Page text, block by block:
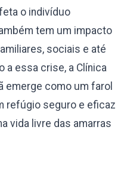
o indivíduo
tem um impacto
sociais e até
a essa crise, a Clínica
emerge como um farol
refúgio seguro e eficaz
vida livre das amarras